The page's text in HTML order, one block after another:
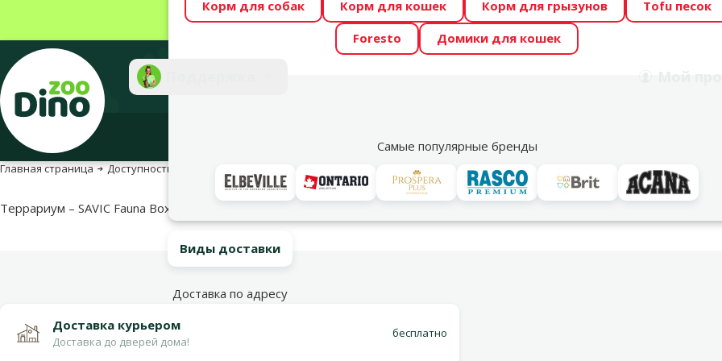
Весь месяц Dino Zoo предлагает отличные цены на ТОП-овые корма! 🍖
Фотоконкурс “GADA ŪSAIŅI”! Возможно Твой питомец станет звездой
Корм для собак Корм для кошек Корм для грызунов
Tofu песок
Foresto
Домики для кошек
Самые популярные бренды
Акции
Главная страница Доступность продукта
Варианты доставки
Террариум – SAVIC Fauna Box, 3 л, 20 x 14 x 14 см
Виды доставки
Доставка по адресу
Доставка курьером
Доставка до дверей дома!
бесплатно